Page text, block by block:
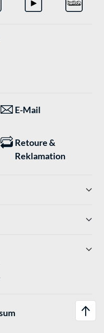
E-Mail
Retoure &
Reklamation